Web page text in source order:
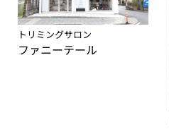
トリミングサロン
ファニーテール